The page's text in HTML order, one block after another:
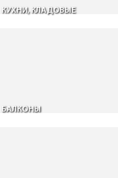
КУХНИ, КЛАДОВЫЕ
БАЛКОНЫ